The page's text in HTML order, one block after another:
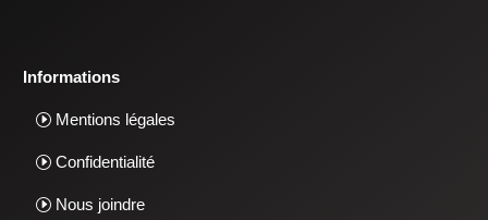
Informations
Mentions légales
Confidentialité
Nous joindre